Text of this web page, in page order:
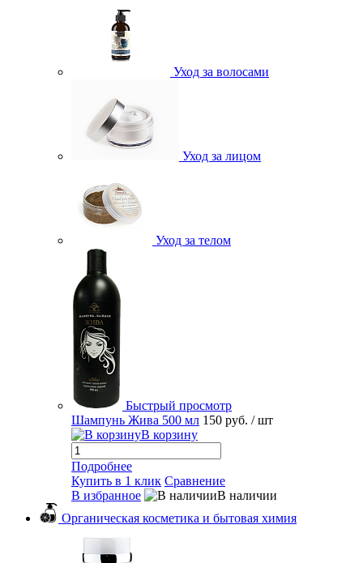
Уход за волосами
Уход за лицом
Уход за телом
Быстрый просмотр
Шампунь Жива 500 мл 150 руб. / шт
В корзину
Подробнее
Купить в 1 клик Сравнение
В избранное
В наличии
Органическая косметика и бытовая химия